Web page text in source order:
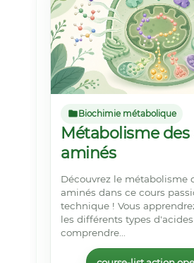
Biochimie métabolique
Métabolisme des
aminés
Découvrez le métabolisme
aminés dans ce cours
technique ! Vous
les différents types
comprendre...